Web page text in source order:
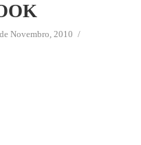
Novembro, 2010